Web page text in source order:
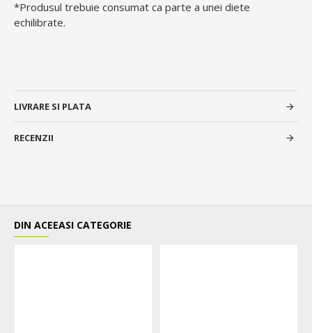
*Produsul trebuie consumat ca parte a unei diete
echilibrate.
LIVRARE SI PLATA
RECENZII
DIN ACEEASI CATEGORIE